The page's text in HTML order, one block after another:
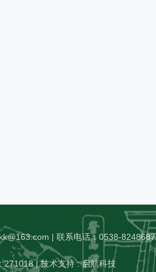
| 联系电话：0538-8248687
271018 | 技术支持 : 启航科技